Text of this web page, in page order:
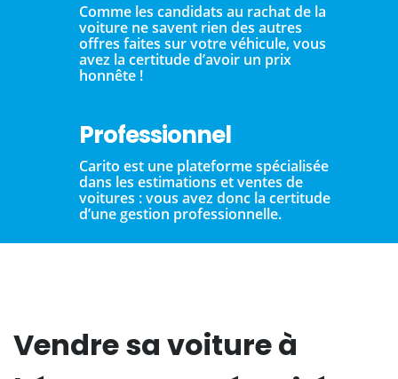
Comme les candidats au rachat de la
voiture ne savent rien des autres
offres faites sur votre véhicule, vous
avez la certitude d’avoir un prix
honnête !
Professionnel
Carito est une plateforme spécialisée
dans les estimations et ventes de
voitures : vous avez donc la certitude
d’une gestion professionnelle.
Vendre sa voiture à